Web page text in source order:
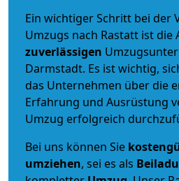
Ein wichtiger Schritt bei der
Umzugs nach Rastatt ist die
zuverlässigen
Darmstadt. Es ist wichtig,
das Unternehmen über die
Erfahrung und Ausrüstung
Umzug erfolgreich
Bei uns können Sie
umziehen, sei es als